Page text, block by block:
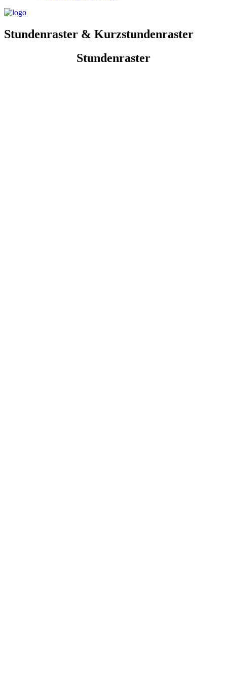
Stundenraster & Kurzstundenraster
Stundenraster